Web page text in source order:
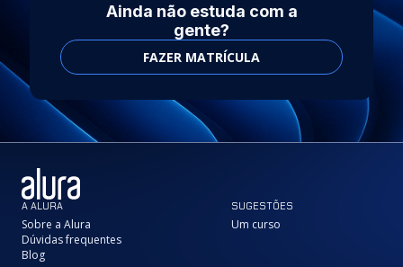
Ainda não estuda com a
gente?
FAZER MATRÍCULA
A ALURA
Sobre a Alura
Dúvidas frequentes
Blog
SUGESTÕES
Um curso